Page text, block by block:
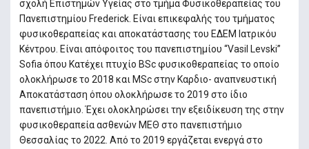
σχολή Επιστημών Υγείας στο τμήμα Φυσικοθεραπείας του
Πανεπιστημίου Frederick. Eίναι επικεφαλής του τμήματος
φυσικοθεραπείας και αποκατάστασης του ΕΔΕΜ Ιατρικόυ
Κέντρου. Είναι απόφοιτος του πανεπιστημίου “Vasil Levski”
Sofia όπου Κατέχει πτυχίο BSc φυσικοθεραπείας το οποίο
ολοκλήρωσε το 2018 και MSc στην Καρδιο- αναπνευστική
Αποκατάσταση όπου ολοκλήρωσε το 2019 στο ίδιο
πανεπιστήμιο. Έχει ολοκληρώσει την εξειδίκευση της στην
φυσικοθεραπεία ασθενών ΜΕΘ στο πανεπιστήμιο
Θεσσαλίας το 2022. Από το 2019 εργάζεται ενεργά στο